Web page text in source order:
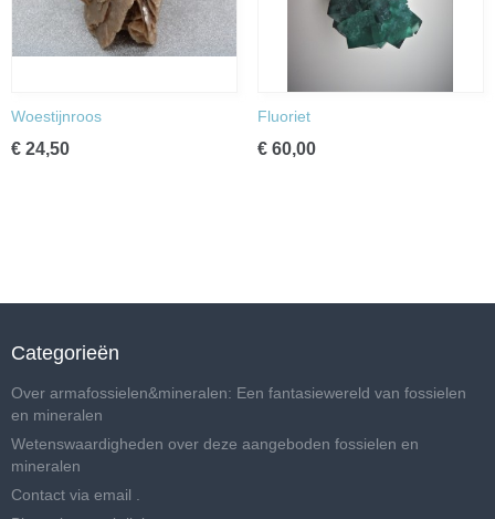
Woestijnroos
€ 24,50
Fluoriet
€ 60,00
Categorieën
Over armafossielen&mineralen: Een fantasiewereld van fossielen
en mineralen
Wetenswaardigheden over deze aangeboden fossielen en
mineralen
Contact via email .